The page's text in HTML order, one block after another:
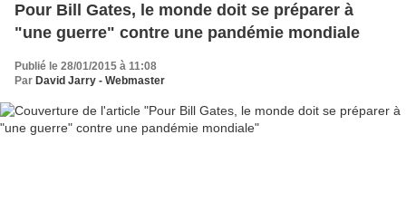
Pour Bill Gates, le monde doit se préparer à
"une guerre" contre une pandémie mondiale
Publié le 28/01/2015 à 11:08
Par David Jarry - Webmaster